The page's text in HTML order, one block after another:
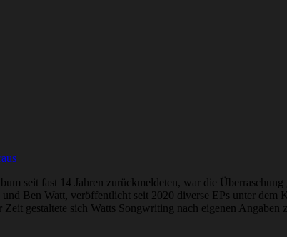
seit fast 14 Jahren zurückmeldeten, war die
Ben Watt, veröffentlicht seit 2020 diverse EPs unter dem
gestaltete sich Watts Songwriting nach eigenen Angaben